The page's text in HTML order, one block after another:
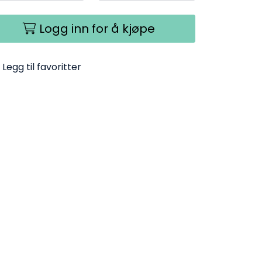
Logg inn for å kjøpe
Legg til favoritter